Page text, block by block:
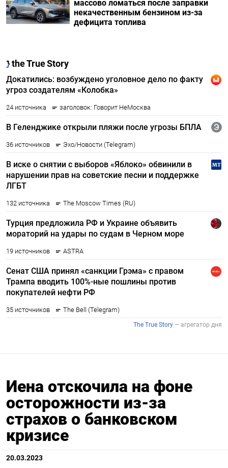
массово ломаться после заправки
некачественным бензином из-за
дефицита топлива
Иена отскочила на фоне
осторожности из-за
страхов о банковском
кризисе
20.03.2023